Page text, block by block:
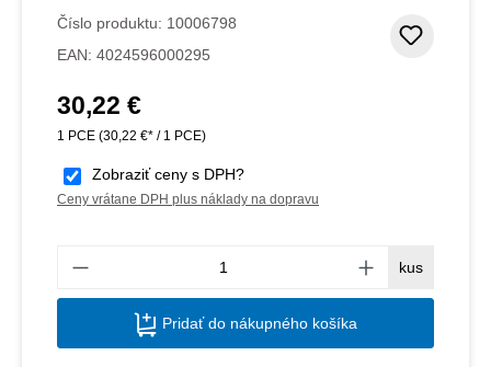
Číslo produktu: 10006798
EAN: 4024596000295
Bežná cena:
30,22 €
1 PCE (30,22 €* / 1 PCE)
Zobraziť ceny s DPH?
Ceny vrátane DPH plus náklady na dopravu
kus
Pridať do nákupného košíka